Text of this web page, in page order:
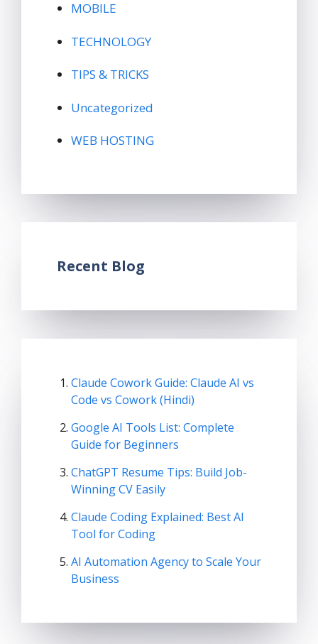
MOBILE
TECHNOLOGY
TIPS & TRICKS
Uncategorized
WEB HOSTING
Recent Blog
Claude Cowork Guide: Claude AI vs
Code vs Cowork (Hindi)
Google AI Tools List: Complete
Guide for Beginners
ChatGPT Resume Tips: Build Job-
Winning CV Easily
Claude Coding Explained: Best AI
Tool for Coding
AI Automation Agency to Scale Your
Business